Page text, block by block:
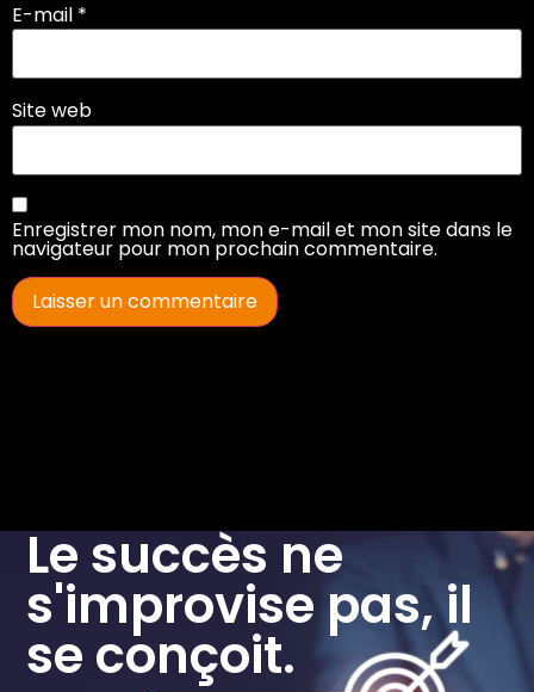
E-mail *
Site web
Enregistrer mon nom, mon e-mail et mon site dans le
navigateur pour mon prochain commentaire.
Le succès ne
s'improvise pas, il
se conçoit.